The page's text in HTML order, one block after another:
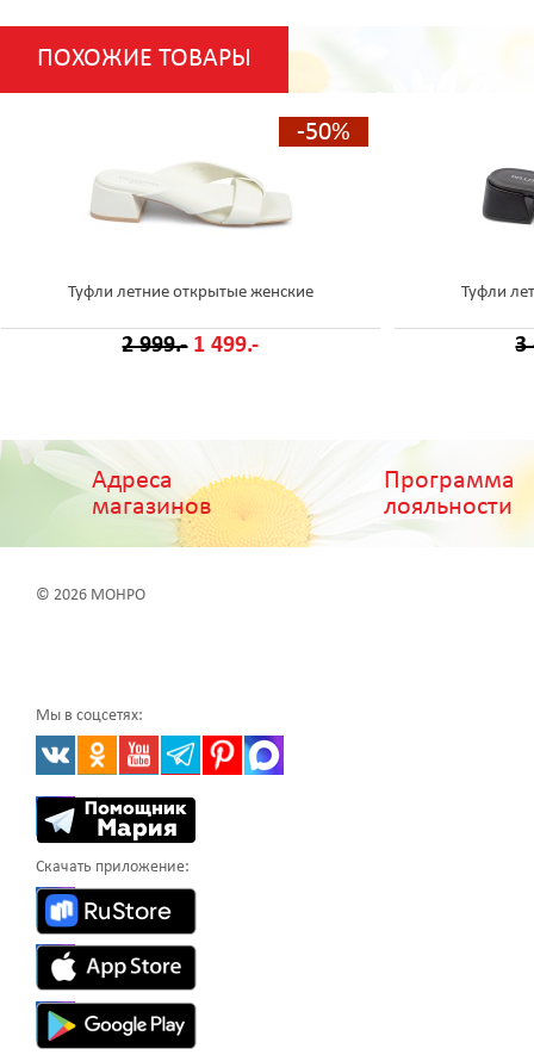
ПОХОЖИЕ ТОВАРЫ
-50%
Туфли летние открытые женские
2 999.- 1 499.-
Туфли
3
Адреса
магазинов
Программа
лояльности
© 2026 МОНРО
Мы в соцсетях:
Скачать приложение: